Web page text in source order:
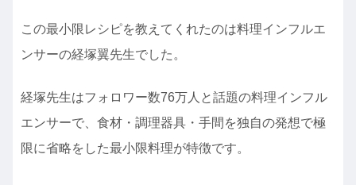
この最小限レシピを教えてくれたのは料理インフルエ
ンサーの経塚翼先生でした。
経塚先生はフォロワー数76万人と話題の料理インフル
エンサーで、食材・調理器具・手間を独自の発想で極
限に省略をした最小限料理が特徴です。